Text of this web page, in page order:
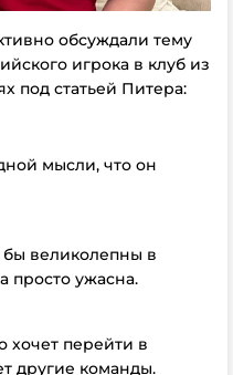
обсуждали тему
игрока в клуб из
под статьей Питера:
мысли, что он
великолепны в
просто ужасна.
хочет перейти в
другие команды.